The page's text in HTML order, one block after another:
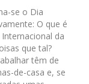
se o Dia
O que é
da
que tal?
têm de
de-casa e, se